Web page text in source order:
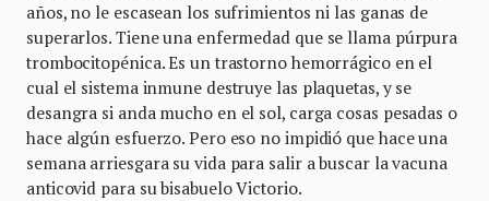
años, no le escasean los sufrimientos ni las ganas de
superarlos. Tiene una enfermedad que se llama púrpura
trombocitopénica. Es un trastorno hemorrágico en el
cual el sistema inmune destruye las plaquetas, y se
desangra si anda mucho en el sol, carga cosas pesadas o
hace algún esfuerzo. Pero eso no impidió que hace una
semana arriesgara su vida para salir a buscar la vacuna
anticovid para su bisabuelo Victorio.